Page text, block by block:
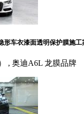
形车衣漆面透明保护膜施工
, 奥迪A6L 龙膜品牌